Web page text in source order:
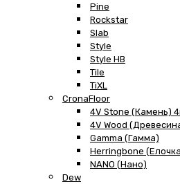
Pine
Rockstar
Slab
Style
Style HB
Tile
TiXL
CronaFloor
4V Stone (Камень)
4V Wood
Gamma (Гамма)
Herringbone
NANO (Нано)
Dew